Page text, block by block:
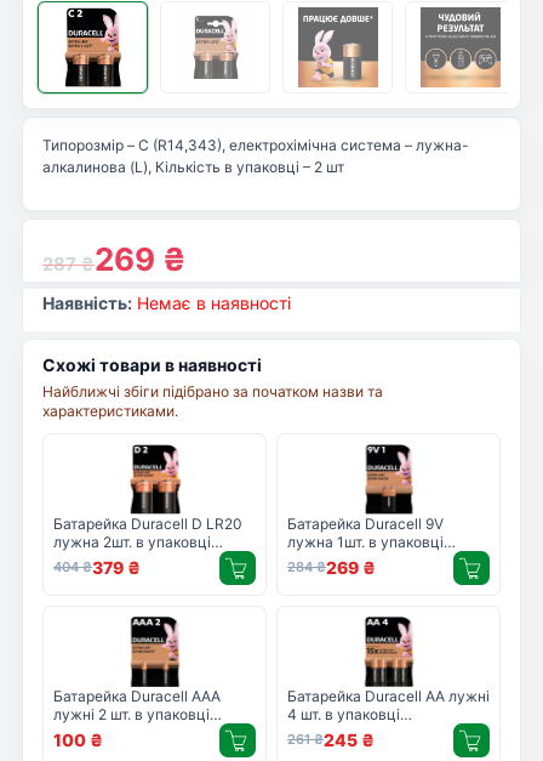
287₴269 ₴
Типорозмір – C (R14,343), електрохімічна система – лужна-
алкалинова (L), Кількість в упаковці – 2 шт
Наявність: Немає в наявності
Схожі товари в наявності
Найближчі збіги підібрано за початком назви та
характеристиками.
Батарейка Duracell D LR20
лужна 2шт. в упаковці
(81545439/5005987/5014435)
404₴379 ₴
Батарейка Duracell 9V
лужна 1шт. в упаковці
(5000394066267 /
81483681)
284₴269 ₴
Батарейка Duracell AAA
лужні 2 шт. в упаковці
(5000394058170 /
81484984)
100 ₴
Батарейка Duracell AA лужні
4 шт. в упаковці
(5000394052536 /
81551270)
261₴245 ₴